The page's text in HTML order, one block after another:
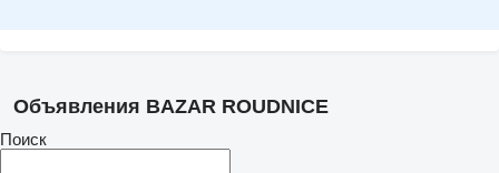
Объявления BAZAR ROUDNICE
Поиск